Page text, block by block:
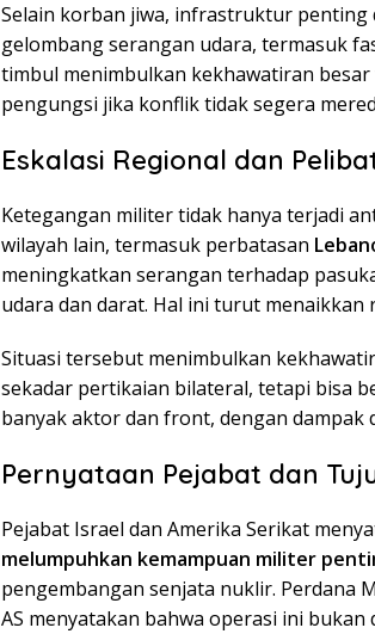
Selain korban jiwa, infrastruktur
gelombang serangan udara, termasuk
timbul menimbulkan kekhawatiran
pengungsi jika konflik tidak segera
Eskalasi Regional dan
Ketegangan militer tidak hanya terjadi
wilayah lain, termasuk perbatasan
meningkatkan serangan terhadap
udara dan darat. Hal ini turut menaikkan
Situasi tersebut menimbulkan
sekadar pertikaian bilateral, tetapi bisa
banyak aktor dan front, dengan dampak
Pernyataan Pejabat dan
Pejabat Israel dan Amerika Serikat
melumpuhkan kemampuan militer
pengembangan senjata nuklir. Perdana
AS menyatakan bahwa operasi ini